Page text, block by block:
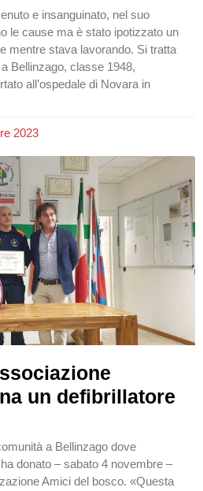
e insanguinato, nel suo
le cause ma è stato ipotizzato un
mentre stava lavorando. Si tratta
Bellinzago, classe 1948,
all’ospedale di Novara in
2023
un defibrillatore
a Bellinzago dove
donato – sabato 4 novembre –
Amici del bosco. «Questa